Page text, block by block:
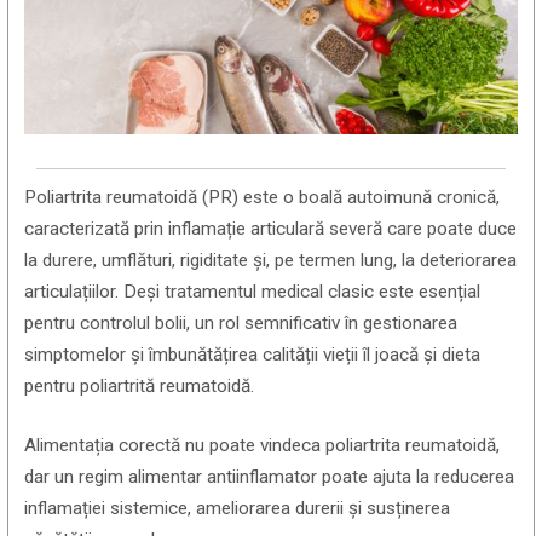
Poliartrita reumatoidă (PR) este o boală autoimună cronică,
caracterizată prin inflamație articulară severă care poate duce
la durere, umflături, rigiditate și, pe termen lung, la deteriorarea
articulațiilor. Deși tratamentul medical clasic este esențial
pentru controlul bolii, un rol semnificativ în gestionarea
simptomelor și îmbunătățirea calității vieții îl joacă și dieta
pentru poliartrită reumatoidă.
Alimentația corectă nu poate vindeca poliartrita reumatoidă,
dar un regim alimentar antiinflamator poate ajuta la reducerea
inflamației sistemice, ameliorarea durerii și susținerea